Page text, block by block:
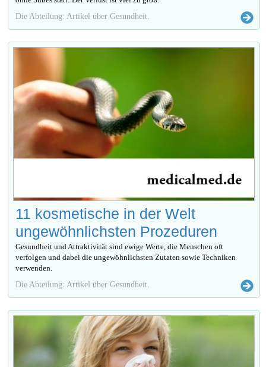
Die Abteilung: Artikel über Gesundheit.
11 kosmetische in der Welt
ungewöhnlichsten Prozeduren
Gesundheit und Attraktivität sind ewige Werte, die Menschen oft
verfolgen und dabei die ungewöhnlichsten Zutaten sowie Techniken
verwenden.
Die Abteilung: Artikel über Gesundheit.